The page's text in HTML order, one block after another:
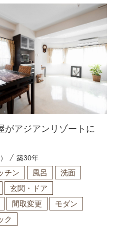
がアジアンリゾートに
築30年
チン 風呂
洗面
玄関・ドア
間取変更
モダン
ク